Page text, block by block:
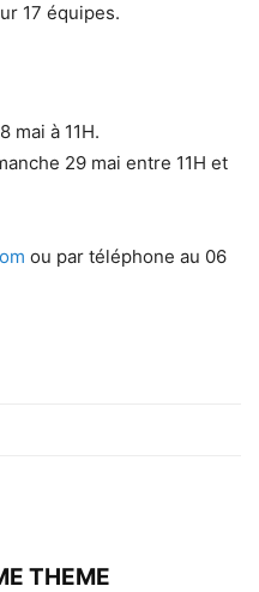
17 équipes.
mai à 11H.
29 mai entre 11H et
ou par téléphone au 06
THEME